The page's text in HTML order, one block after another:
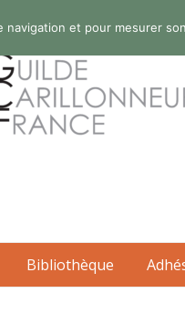
Bibliothèque
et pour mesurer